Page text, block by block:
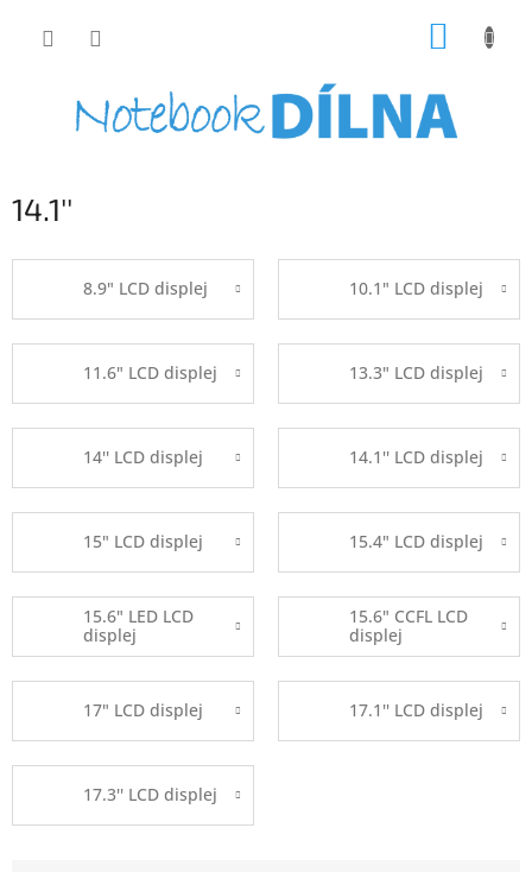
14.1''
8.9" LCD displej 10.1" LCD displej
11.6" LCD displej 13.3" LCD displej
14'' LCD displej 14.1'' LCD displej
15" LCD displej 15.4" LCD displej
15.6" LED LCD
displej
15.6" CCFL LCD
displej
17" LCD displej 17.1'' LCD displej
17.3'' LCD displej